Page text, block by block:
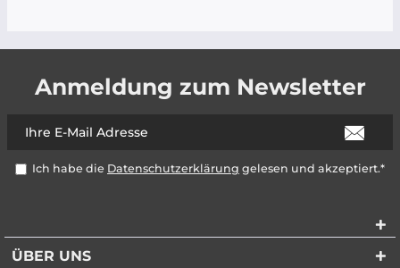
Anmeldung zum Newsletter
Ich habe die Datenschutzerklärung gelesen und akzeptiert.*
ÜBER UNS